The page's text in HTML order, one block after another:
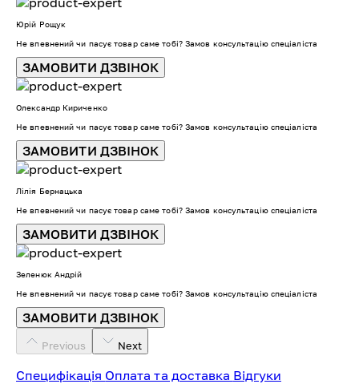
Юрій Рощук
Не впевнений чи пасує товар саме тобі? Замов консультацію спеціаліста
ЗАМОВИТИ ДЗВІНОК
Олександр Кириченко
Не впевнений чи пасує товар саме тобі? Замов консультацію спеціаліста
ЗАМОВИТИ ДЗВІНОК
Лілія Бернацька
Не впевнений чи пасує товар саме тобі? Замов консультацію спеціаліста
ЗАМОВИТИ ДЗВІНОК
Зеленюк Андрій
Не впевнений чи пасує товар саме тобі? Замов консультацію спеціаліста
ЗАМОВИТИ ДЗВІНОК
Previous Next
Специфікація Оплата та доставка Відгуки